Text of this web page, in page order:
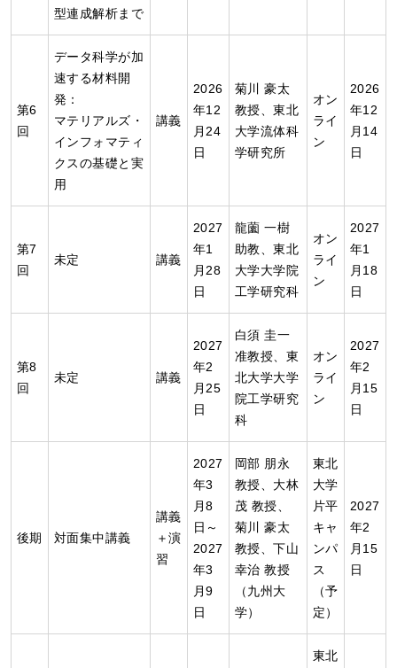
型連成解析まで
第6
回
データ科学が加
速する材料開
発：
マテリアルズ・
インフォマティ
クスの基礎と実
用
講義
2026
年12
月24
日
菊川 豪太
教授、東北
大学流体科
学研究所
オン
ライ
ン
2026
年12
月14
日
第7
回
未定 講義
2027
年1
月28
日
龍薗 一樹
助教、東北
大学大学院
工学研究科
オン
ライ
ン
2027
年1
月18
日
第8
回
未定 講義
2027
年2
月25
日
白須 圭一
准教授、東
北大学大学
院工学研究
科
オン
ライ
ン
2027
年2
月15
日
後期 対面集中講義
講義
＋演
習
2027
年3
月8
日～
2027
年3
月9
日
岡部 朋永
教授、大林
茂 教授、
菊川 豪太
教授、下山
幸治 教授
（九州大
学）
東北
大学
片平
キャ
ンパ
ス
（予
定）
2027
年2
月15
日
東北